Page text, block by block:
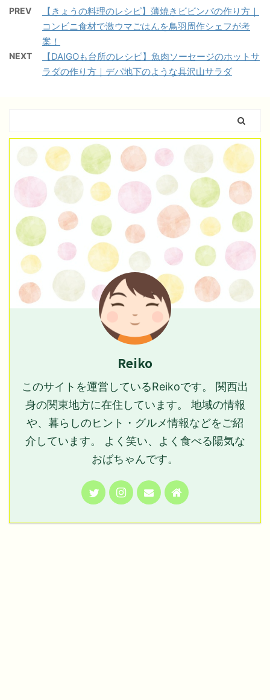
PREV
【きょうの料理のレシピ】薄焼きビビンバの作り方｜
コンビニ食材で激ウマごはんを鳥羽周作シェフが考
案！
NEXT
【DAIGOも台所のレシピ】魚肉ソーセージのホットサ
ラダの作り方｜デパ地下のような具沢山サラダ
Reiko
このサイトを運営しているReikoです。 関西出
身の関東地方に在住しています。 地域の情報
や、暮らしのヒント・グルメ情報などをご紹
介しています。 よく笑い、よく食べる陽気な
おばちゃんです。